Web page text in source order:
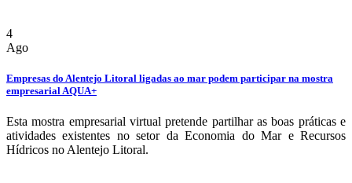
4
Ago
Empresas do Alentejo Litoral ligadas ao mar podem participar na mostra
empresarial AQUA+
Esta mostra empresarial virtual pretende partilhar as boas práticas e
atividades existentes no setor da Economia do Mar e Recursos
Hídricos no Alentejo Litoral.